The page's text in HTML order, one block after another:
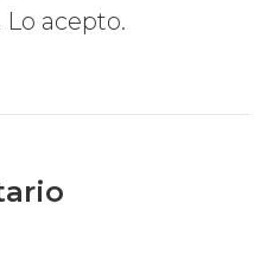
Lo acepto.